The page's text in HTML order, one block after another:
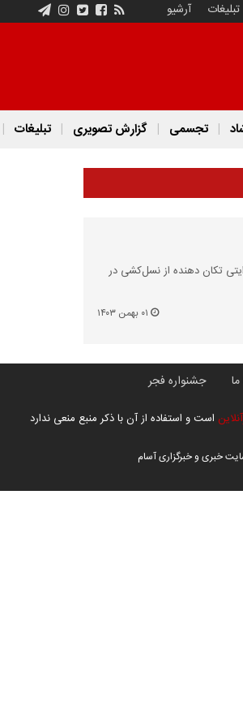
تبلیغات آرشیو
تجسمی گزارش تصویری تبلیغات
تکان دهنده از نسل‌کشی در
جشنواره فجر
است و استفاده از آن با ذکر منبع منعی ندارد
خبری و خبرگزاری آسام